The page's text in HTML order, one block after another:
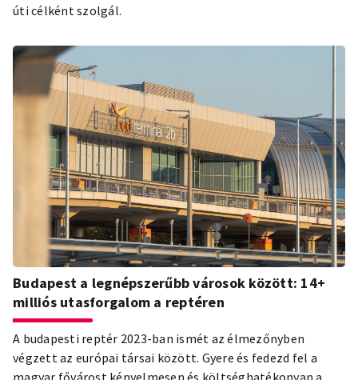
úti célként szolgál.
Budapest a legnépszerűbb városok között: 14+
milliós utasforgalom a reptéren
A budapesti reptér 2023-ban ismét az élmezőnyben
végzett az európai társai között. Gyere és fedezd fel a